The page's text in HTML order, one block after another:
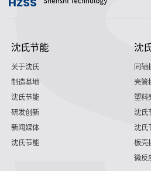
沈氏节能
关于沈氏
制造基地
沈氏节能
研发创新
新闻媒体
沈氏节能
沈
同轴
壳管
塑料
沈氏
沈氏
板壳
微反